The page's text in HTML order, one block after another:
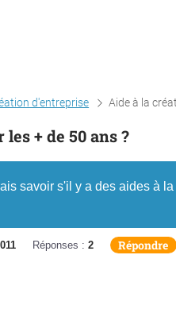
d'entreprise Aide à la
+ de 50 ans ?
savoir s'il y a des aides à
Réponses : 2 Répondre